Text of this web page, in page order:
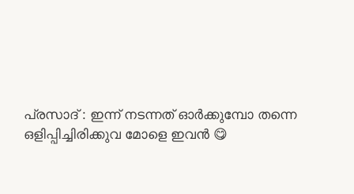
പ്രസാദ് : ഇന്ന് നടന്നത് ഓർക്കുമ്പോ തന്നെ
ഒളിപ്പിച്ചിരിക്കുവ മോളെ ഇവൻ 😋